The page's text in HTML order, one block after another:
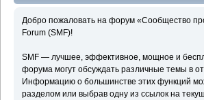
Добро пожаловать на форум «Сообщество
Forum (SMF)!
SMF — лучшее, эффективное, мощное и
форума могут обсуждать различные темы в
Информацию о большинстве этих функций
разделом или выбрав одну из ссылок на